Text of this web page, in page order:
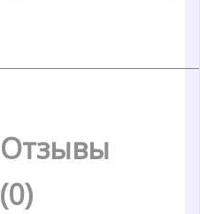
Отзывы
(0)